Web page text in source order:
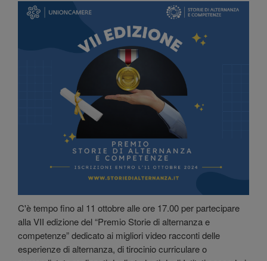
C'è tempo fino al 11 ottobre alle ore 17.00 per partecipare
alla VII edizione del “Premio Storie di alternanza e
competenze” dedicato ai migliori video racconti delle
esperienze di alternanza, di tirocinio curriculare o